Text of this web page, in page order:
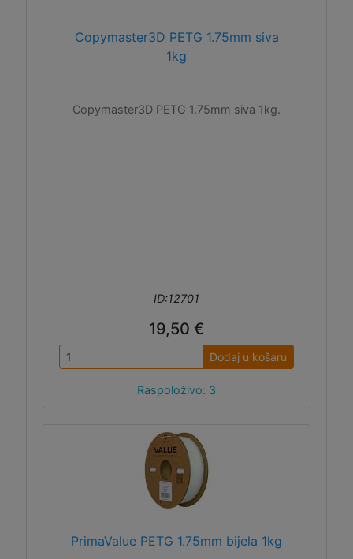
Copymaster3D PETG 1.75mm siva
1kg
Copymaster3D PETG 1.75mm siva 1kg.
ID:12701
19,50 €
Dodaj u košaru
Raspoloživo: 3
PrimaValue PETG 1.75mm bijela 1kg